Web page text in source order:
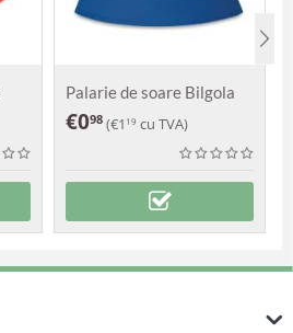
Palarie de soare Bilgola
€098 (€1 19 cu TVA)